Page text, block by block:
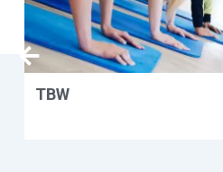
TBW